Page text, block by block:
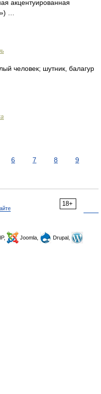
акцентуированная
…
человек; шутник, балагур
6 7 8
9
18+
Joomla,
Drupal,